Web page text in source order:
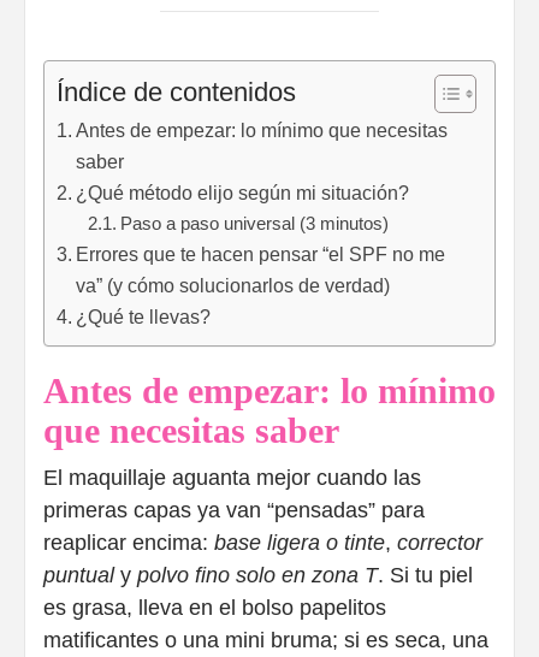
Índice de contenidos
Antes de empezar: lo mínimo que necesitas
saber
¿Qué método elijo según mi situación?
Paso a paso universal (3 minutos)
Errores que te hacen pensar “el SPF no me
va” (y cómo solucionarlos de verdad)
¿Qué te llevas?
Antes de empezar: lo mínimo
que necesitas saber
El maquillaje aguanta mejor cuando las
primeras capas ya van “pensadas” para
reaplicar encima: base ligera o tinte, corrector
puntualy polvo fino solo en zona T. Si tu piel
es grasa, lleva en el bolso papelitos
matificantes o una mini bruma; si es seca, una